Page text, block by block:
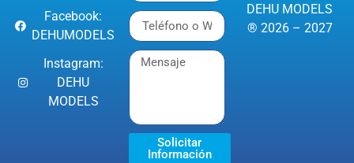
Facebook:
DEHUMODELS
Instagram:
DEHU
MODELS
Solicitar
Información
DEHU MODELS
® 2026 – 2027